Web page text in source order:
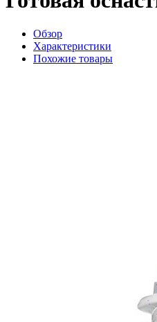
Обзор
Характеристики
Похожие товары